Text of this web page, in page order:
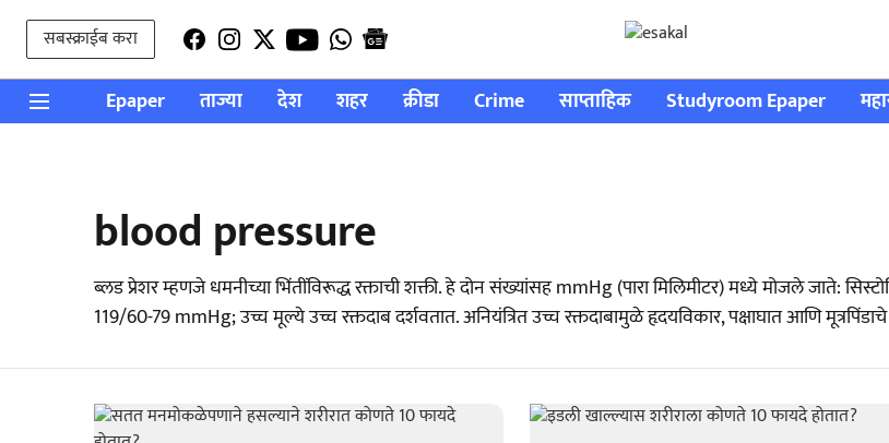
सबस्क्राईब करा
Epaper ताज्या देश शहर क्रीडा Crime साप्ताहिक Studyroom Epaper
blood pressure
ब्लड प्रेशर म्हणजे धमनीच्या भिंतींविरूद्ध रक्ताची शक्ती. हे दोन संख्यांसह mmHg (पारा मिलिमीटर) मध्ये मोजले जाते:
119/60-79 mmHg; उच्च मूल्ये उच्च रक्तदाब दर्शवतात. अनियंत्रित उच्च रक्तदाबामुळे हृदयविकार, पक्षाघात आणि